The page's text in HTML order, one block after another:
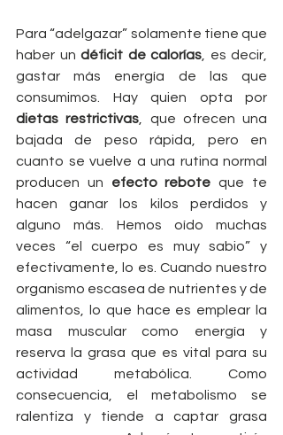
Para “adelgazar” solamente tiene que
haber un déficit de calorías, es decir,
gastar más energía de las que
dietas restrictivas, que ofrecen una
bajada de peso rápida, pero en
cuanto se vuelve a una rutina normal
producen un efecto rebote que te
hacen ganar los kilos perdidos y
alguno más. Hemos oído muchas
veces “el cuerpo es muy sabio” y
efectivamente, lo es. Cuando nuestro
organismo escasea de nutrientes y de
alimentos, lo que hace es emplear la
masa muscular como energía y
reserva la grasa que es vital para su
actividad metabólica. Como
consecuencia, el metabolismo se
ralentiza y tiende a captar grasa